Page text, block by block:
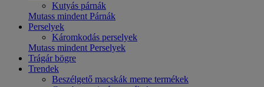
Kutyás párnák
Mutass mindent Párnák
Perselyek
Káromkodás perselyek
Mutass mindent Perselyek
Trágár bögre
Trendek
Beszélgető macskák meme termékek